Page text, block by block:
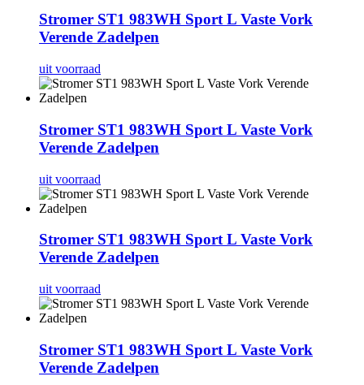
Stromer ST1 983WH Sport L Vaste Vork
Verende Zadelpen
uit voorraad
Stromer ST1 983WH Sport L Vaste Vork
Verende Zadelpen
uit voorraad
Stromer ST1 983WH Sport L Vaste Vork
Verende Zadelpen
uit voorraad
Stromer ST1 983WH Sport L Vaste Vork
Verende Zadelpen